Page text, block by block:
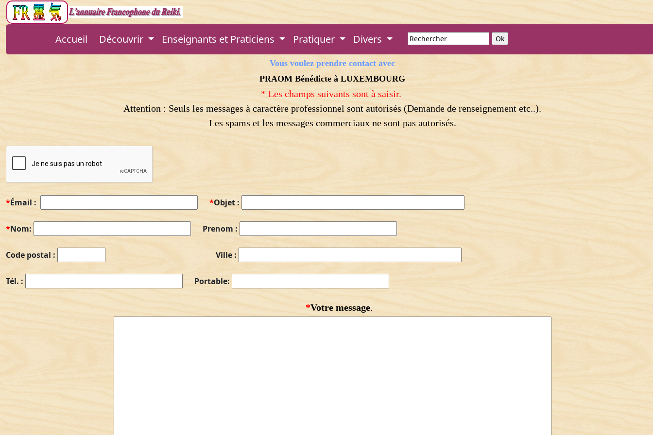
Accueil Découvrir Enseignants et Praticiens Pratiquer Divers
Vous voulez prendre contact avec
PRAOM Bénédicte à LUXEMBOURG
* Les champs suivants sont à saisir.
Attention : Seuls les messages à caractère professionnel sont autorisés (Demande de renseignement etc..).
Les spams et les messages commerciaux ne sont pas autorisés.
*Émail : *Objet :
*Nom: Prenom :
Code postal : Ville :
Tél. : Portable:
*Votre message.